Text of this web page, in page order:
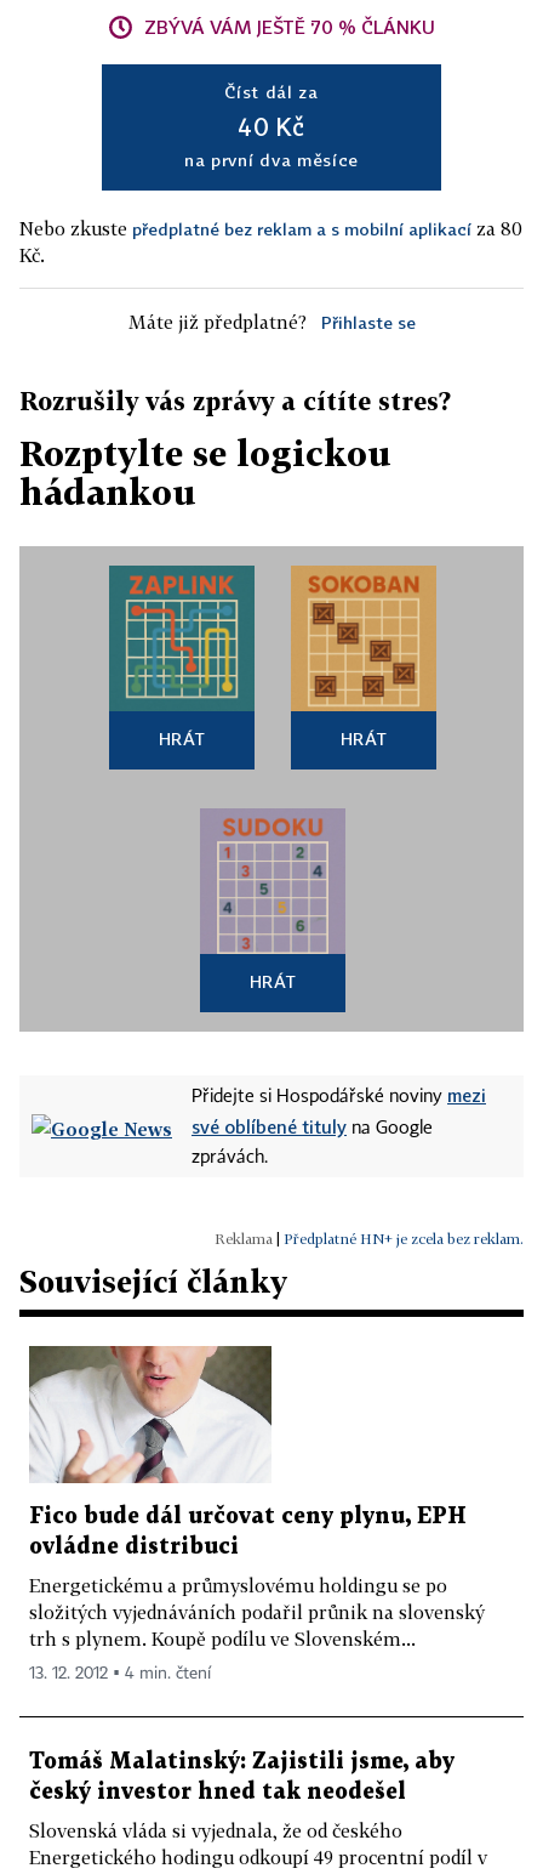
ZBÝVÁ VÁM JEŠTĚ 70 % ČLÁNKU
Číst dál za
40 Kč
na první dva měsíce
Nebo zkuste předplatné bez reklam a s mobilní aplikací za 80
Kč.
Máte již předplatné? Přihlaste se
Rozrušily vás zprávy a cítíte stres?
Rozptylte se logickou
hádankou
HRÁT HRÁT
HRÁT
Přidejte si Hospodářské noviny mezi
své oblíbené tituly na Google
zprávách.
Předplatné HN+ je zcela bez reklam.
Související články
Fico bude dál určovat ceny plynu, EPH
ovládne distribuci
Energetickému a průmyslovému holdingu se po
složitých vyjednáváních podařil průnik na slovenský
trh s plynem. Koupě podílu ve Slovenském...
13. 12. 2012 ▪ 4 min. čtení
Tomáš Malatinský: Zajistili jsme, aby
český investor hned tak neodešel
Slovenská vláda si vyjednala, že od českého
Energetického hodingu odkoupí 49 procentní podíl v